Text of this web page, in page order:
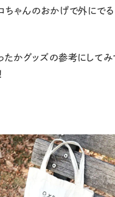
ちゃんのおかげで外にで
たかグッズの参考にしてみ